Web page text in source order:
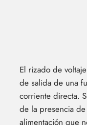
El rizado de
de salida de una
corriente directa.
de la presencia
alimentación que